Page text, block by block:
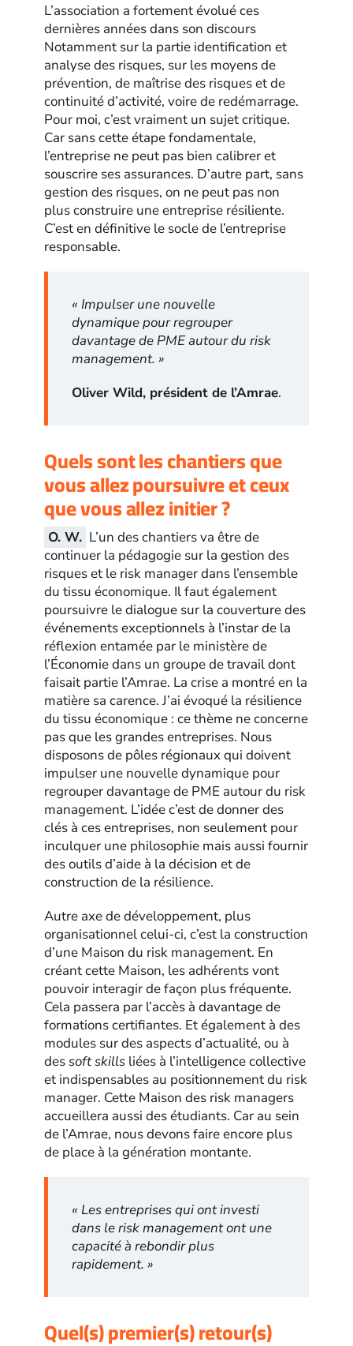
L’association a fortement évolué ces
dernières années dans son discours
Notamment sur la partie identification et
analyse des risques, sur les moyens de
prévention, de maîtrise des risques et de
continuité d’activité, voire de redémarrage.
Pour moi, c’est vraiment un sujet critique.
Car sans cette étape fondamentale,
l’entreprise ne peut pas bien calibrer et
souscrire ses assurances. D’autre part, sans
gestion des risques, on ne peut pas non
plus construire une entreprise résiliente.
C’est en définitive le socle de l’entreprise
responsable.
« Impulser une nouvelle
dynamique pour regrouper
davantage de PME autour du risk
management. »
Oliver Wild, président de l’Amrae.
Quels sont les chantiers que
vous allez poursuivre et ceux
que vous allez initier ?
O. W. L’un des chantiers va être de
continuer la pédagogie sur la gestion des
risques et le risk manager dans l’ensemble
du tissu économique. Il faut également
poursuivre le dialogue sur la couverture des
événements exceptionnels à l’instar de la
réflexion entamée par le ministère de
l’Économie dans un groupe de travail dont
faisait partie l’Amrae. La crise a montré en la
matière sa carence. J’ai évoqué la résilience
du tissu économique : ce thème ne concerne
pas que les grandes entreprises. Nous
disposons de pôles régionaux qui doivent
impulser une nouvelle dynamique pour
regrouper davantage de PME autour du risk
management. L’idée c’est de donner des
clés à ces entreprises, non seulement pour
inculquer une philosophie mais aussi fournir
des outils d’aide à la décision et de
construction de la résilience.
Autre axe de développement, plus
organisationnel celui-ci, c’est la construction
d’une Maison du risk management. En
créant cette Maison, les adhérents vont
pouvoir interagir de façon plus fréquente.
Cela passera par l’accès à davantage de
formations certifiantes. Et également à des
modules sur des aspects d’actualité, ou à
dessoft skills liées à l’intelligence collective
et indispensables au positionnement du risk
manager. Cette Maison des risk managers
accueillera aussi des étudiants. Car au sein
de l’Amrae, nous devons faire encore plus
de place à la génération montante.
« Les entreprises qui ont investi
dans le risk management ont une
capacité à rebondir plus
rapidement. »
Quel(s) premier(s) retour(s)